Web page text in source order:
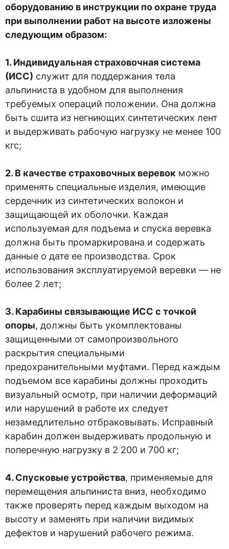
оборудованию в инструкции по охране труда
при выполнении работ на высоте изложены
следующим образом:
1. Индивидуальная страховочная система
(ИСС) служит для поддержания тела
альпиниста в удобном для выполнения
требуемых операций положении. Она должна
быть сшита из негниющих синтетических лент
и выдерживать рабочую нагрузку не менее 100
кгс;
2. В качестве страховочных веревок можно
применять специальные изделия, имеющие
сердечник из синтетических волокон и
защищающей их оболочки. Каждая
используемая для подъема и спуска веревка
должна быть промаркирована и содержать
данные о дате ее производства. Срок
использования эксплуатируемой веревки — не
более 2 лет;
3. Карабины связывающие ИСС с точкой
опоры, должны быть укомплектованы
защищенными от самопроизвольного
раскрытия специальными
предохранительными муфтами. Перед каждым
подъемом все карабины должны проходить
визуальный осмотр, при наличии деформаций
или нарушений в работе их следует
незамедлительно отбраковывать. Исправный
карабин должен выдерживать продольную и
поперечную нагрузку в 2 200 и 700 кг;
4. Спусковые устройства, применяемые для
перемещения альпиниста вниз, необходимо
также проверять перед каждым выходом на
высоту и заменять при наличии видимых
дефектов и нарушений рабочего режима.